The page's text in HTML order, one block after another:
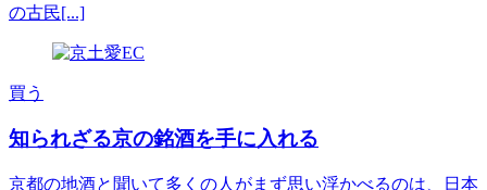
の古民[...]
買う
知られざる京の銘酒を手に入れる
京都の地酒と聞いて多くの人がまず思い浮かべるのは、日本